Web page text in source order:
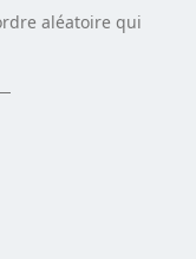
aléatoire qui